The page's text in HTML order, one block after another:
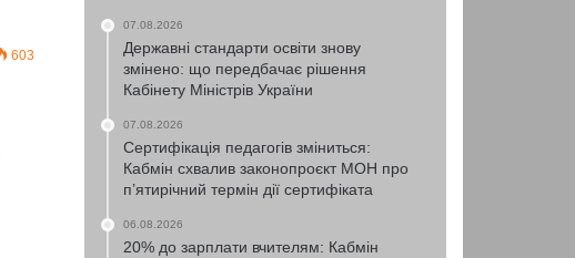
603
07.08.2026
Державні стандарти освіти знову
змінено: що передбачає рішення
Кабінету Міністрів України
07.08.2026
Сертифікація педагогів зміниться:
Кабмін схвалив законопроєкт МОН про
п’ятирічний термін дії сертифіката
06.08.2026
20% до зарплати вчителям: Кабмін